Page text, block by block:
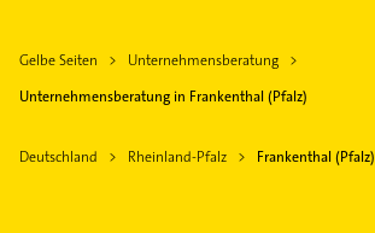
Gelbe Seiten
Unternehmensberatung
Unternehmensberatung in Frankenthal (Pfalz)
Deutschland Rheinland-Pfalz Frankenthal (Pfalz)